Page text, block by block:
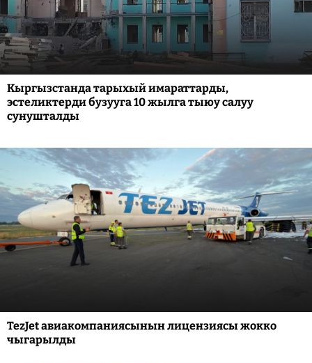
Кыргызстанда тарыхый имараттарды,
эстеликтерди бузууга 10 жылга тыюу салуу
сунушталды
TezJet авиакомпаниясынын лицензиясы жокко
чыгарылды